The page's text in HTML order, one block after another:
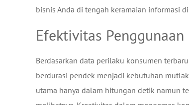
bisnis Anda di tengah keramaian informasi
Efektivitas
Berdasarkan data perilaku konsumen
berdurasi pendek menjadi kebutuhan
utama hanya dalam hitungan detik namun